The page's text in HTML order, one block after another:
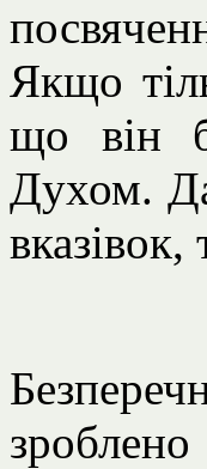
Якщо
що він
Духом.